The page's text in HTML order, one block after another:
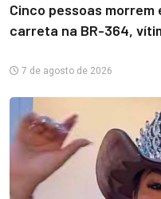
Cinco pessoas
carreta na BR-364,
7 de agosto de 2026